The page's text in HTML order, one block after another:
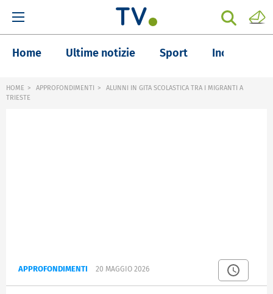
Home Ultime notizie Sport Inchieste
HOME APPROFONDIMENTI
ALUNNI IN GITA SCOLASTICA TRA I MIGRANTI A
TRIESTE
APPROFONDIMENTI 20 MAGGIO 2026